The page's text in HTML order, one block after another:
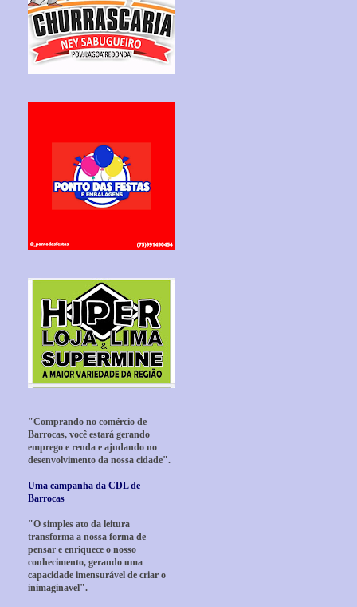
"Comprando no comércio de
Barrocas, você estará gerando
emprego e renda e ajudando no
desenvolvimento da nossa cidade".
Uma campanha da CDL de
Barrocas
"O simples ato da leitura
transforma a nossa forma de
pensar e enriquece o nosso
conhecimento, gerando uma
capacidade imensurável de criar o
inimaginavel".